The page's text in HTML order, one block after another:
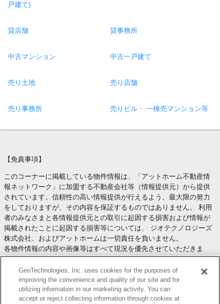
戸建て)
貸店舗 貸事務所
中古マンション 中古一戸建て
売り土地 売り店舗
売り事務所 売りビル・ 一棟売マンション等
【免責事項】
このコーナーに掲載している物件情報は、「アットホーム不動産情
報ネットワーク」に加盟する不動産会社等（情報提供元）から提供
されています。信頼性の高い情報提供が行えるよう、最大限の努力
をしておりますが、その内容を保証するものではありません。 利用
者のみなさまと各情報提供元との取引に起因する損害および情報が
掲載されたことに起因する損害等については、 ジオテクノロジーズ
株式会社、およびアットホームは一切責任を負いません。
各物件情報の内容や画像等はすべて現況を優先させていただきま
す。
お取引等（お取引の準備、資金調達等を含みます）の際には、内容
や契約条件等について、 各情報提供元より十分な説明を受け、ご自
身でご確認の上、判断してください。
このコーナーへの物件情報のご掲載、その他不動産業務ソリューシ
GeoTechnologies, Inc. uses cookies for the purposes of
improving the convenience and quality of our site and for
utilizing information in our marketing activity. You can
accept or reject collecting information through cookies at